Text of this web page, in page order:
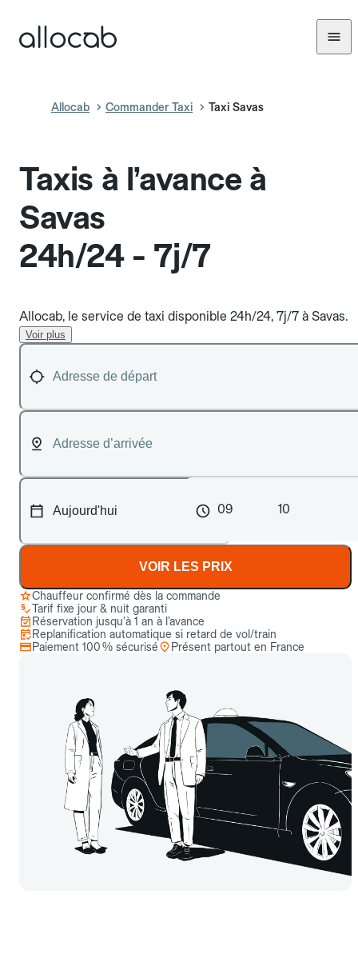
Allocab Commander Taxi Taxi Savas
Taxis à l’avance à
Savas
24h/24 - 7j/7
Allocab, le service de taxi disponible 24h/24, 7j/7 à Savas.
Voir plus
09 10
VOIR LES PRIX
Chauffeur confirmé dès la commande
Tarif fixe jour & nuit garanti
Réservation jusqu’à 1 an à l’avance
Replanification automatique si retard de vol/train
Paiement 100 % sécurisé
Présent partout en France